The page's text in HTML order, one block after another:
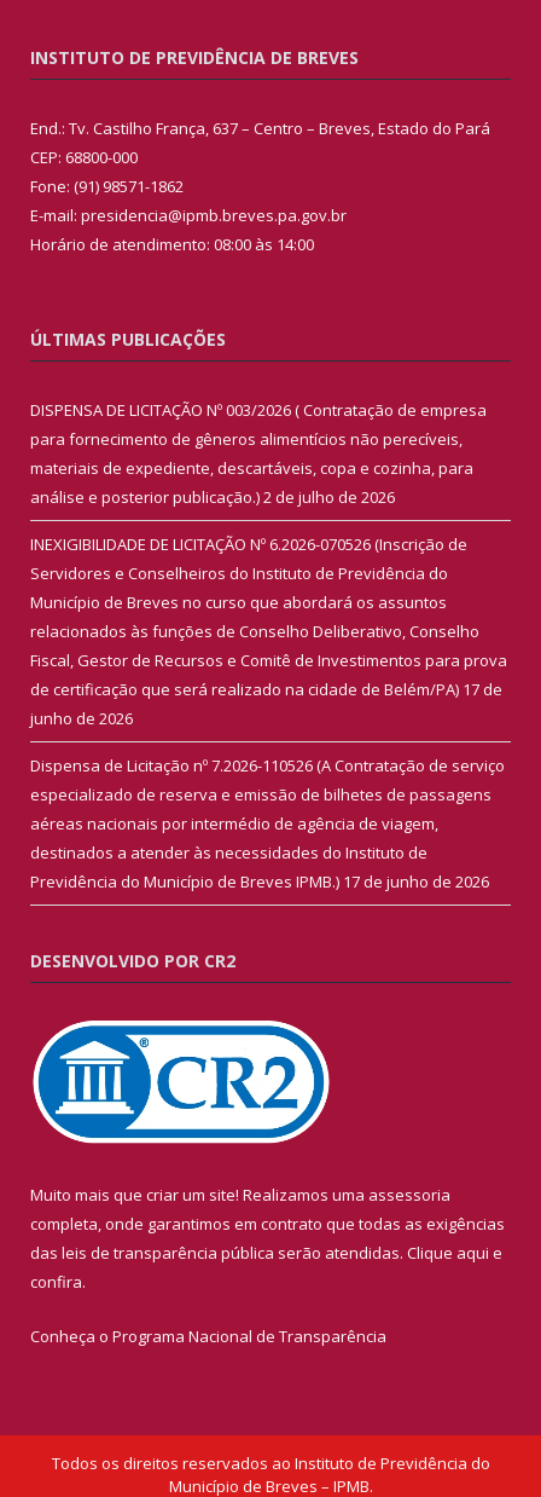
INSTITUTO DE PREVIDÊNCIA DE BREVES
End.: Tv. Castilho França, 637 – Centro – Breves, Estado do Pará
CEP: 68800-000
Fone: (91) 98571-1862
E-mail: presidencia@ipmb.breves.pa.gov.br
Horário de atendimento: 08:00 às 14:00
ÚLTIMAS PUBLICAÇÕES
DISPENSA DE LICITAÇÃO Nº 003/2026 ( Contratação de empresa
para fornecimento de gêneros alimentícios não perecíveis,
materiais de expediente, descartáveis, copa e cozinha, para
análise e posterior publicação.)2 de julho de 2026
INEXIGIBILIDADE DE LICITAÇÃO Nº 6.2026-070526 (Inscrição de
Servidores e Conselheiros do Instituto de Previdência do
Município de Breves no curso que abordará os assuntos
relacionados às funções de Conselho Deliberativo, Conselho
Fiscal, Gestor de Recursos e Comitê de Investimentos para prova
de certificação que será realizado na cidade de Belém/PA) 17 de
junho de 2026
Dispensa de Licitação nº 7.2026-110526 (A Contratação de serviço
especializado de reserva e emissão de bilhetes de passagens
aéreas nacionais por intermédio de agência de viagem,
destinados a atender às necessidades do Instituto de
Previdência do Município de Breves IPMB.) 17 de junho de 2026
DESENVOLVIDO POR CR2
Muito mais que criar um site! Realizamos uma assessoria
completa, onde garantimos em contrato que todas as exigências
das leis de transparência pública serão atendidas. Clique aqui e
confira.
Conheça o Programa Nacional de Transparência
Todos os direitos reservados ao Instituto de Previdência do
Município de Breves – IPMB.